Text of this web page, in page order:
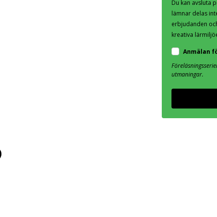
Du kan avsluta
lämnar delas
erbjudanden
kreativa
Anmälan
utmaningar.